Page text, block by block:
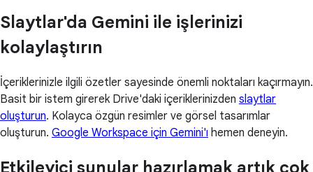
Slaytlar'da Gemini ile işlerinizi
kolaylaştırın
İçeriklerinizle ilgili özetler sayesinde önemli noktaları kaçırmayın.
Basit bir istem girerek Drive'daki içeriklerinizden slaytlar
oluşturun. Kolayca özgün resimler ve görsel tasarımlar
oluşturun. Google Workspace için Gemini'ı hemen deneyin.
Etkileyici sunular hazırlamak artık çok